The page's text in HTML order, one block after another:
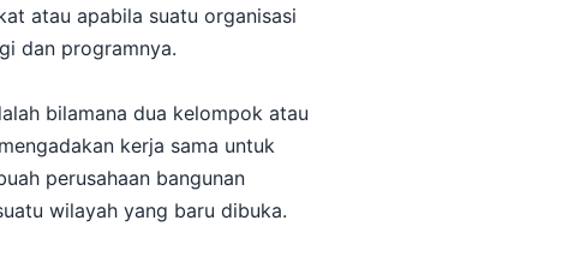
atau apabila suatu organisasi
dan programnya.
bilamana dua kelompok atau
kerja sama untuk
perusahaan bangunan
wilayah yang baru dibuka.